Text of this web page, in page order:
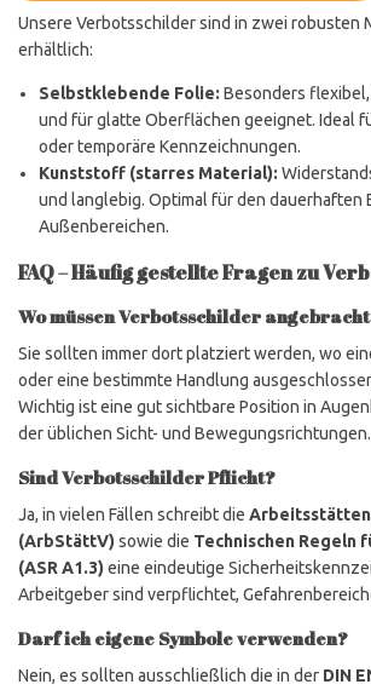
Unsere Verbotsschilder sind in zwei robusten
erhältlich:
Selbstklebende Folie: Besonders
und für glatte Oberflächen geeignet. Ideal
oder temporäre Kennzeichnungen.
Kunststoff (starres Material):
und langlebig. Optimal für den dauerhaften
Außenbereichen.
FAQ – Häufig gestellte Fragen zu
Wo müssen Verbotsschilder
Sie sollten immer dort platziert werden, wo
oder eine bestimmte Handlung
Wichtig ist eine gut sichtbare Position in
der üblichen Sicht- und Bewegungsrichtungen.
Sind Verbotsschilder Pflicht?
Ja, in vielen Fällen schreibt die
(ArbStättV) sowie die Technischen Regeln
(ASR A1.3) eine eindeutige
Arbeitgeber sind verpflichtet,
Darf ich eigene Symbole verwenden?
Nein, es sollten ausschließlich die in der DIN